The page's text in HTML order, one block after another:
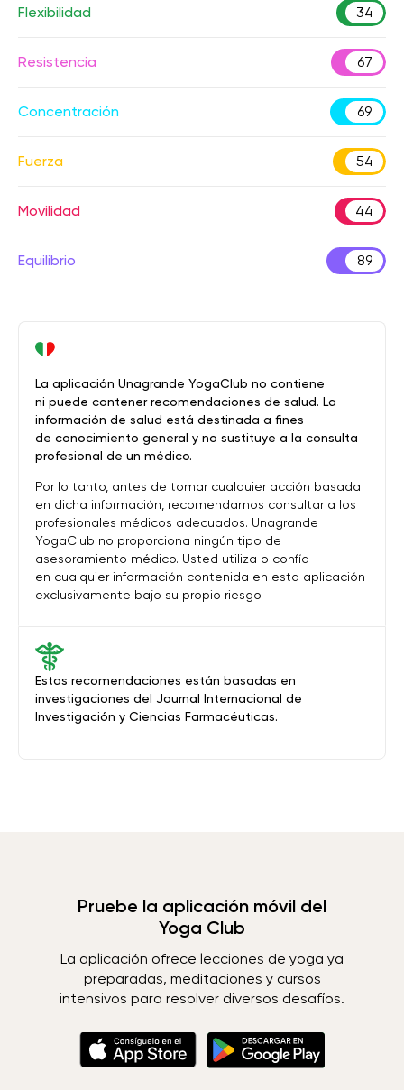
Flexibilidad 34
Resistencia 67
Concentración 69
Fuerza 54
Movilidad 44
Equilibrio 89
Estas recomendaciones están basadas en
investigaciones del Journal Internacional de
Investigación y Ciencias Farmacéuticas.
La aplicación Unagrande YogaClub no contiene
ni puede contener recomendaciones de salud. La
información de salud está destinada a fines
de conocimiento general y no sustituye a la consulta
profesional de un médico.
Por lo tanto, antes de tomar cualquier acción basada
en dicha información, recomendamos consultar a los
profesionales médicos adecuados. Unagrande
YogaClub no proporciona ningún tipo de
asesoramiento médico. Usted utiliza o confía
en cualquier información contenida en esta aplicación
exclusivamente bajo su propio riesgo.
Pruebe la aplicación móvil del
Yoga Club
La aplicación ofrece lecciones de yoga ya
preparadas, meditaciones y cursos
intensivos para resolver diversos desafíos.